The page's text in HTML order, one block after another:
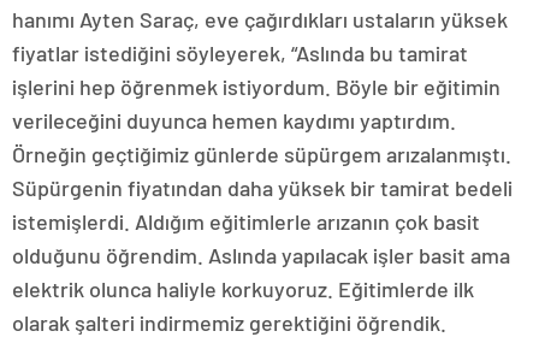
hanımı Ayten Saraç, eve çağırdıkları ustaların yüksek
fiyatlar istediğini söyleyerek, “Aslında bu tamirat
işlerini hep öğrenmek istiyordum. Böyle bir eğitimin
verileceğini duyunca hemen kaydımı yaptırdım.
Örneğin geçtiğimiz günlerde süpürgem arızalanmıştı.
Süpürgenin fiyatından daha yüksek bir tamirat bedeli
istemişlerdi. Aldığım eğitimlerle arızanın çok basit
olduğunu öğrendim. Aslında yapılacak işler basit ama
elektrik olunca haliyle korkuyoruz. Eğitimlerde ilk
olarak şalteri indirmemiz gerektiğini öğrendik.